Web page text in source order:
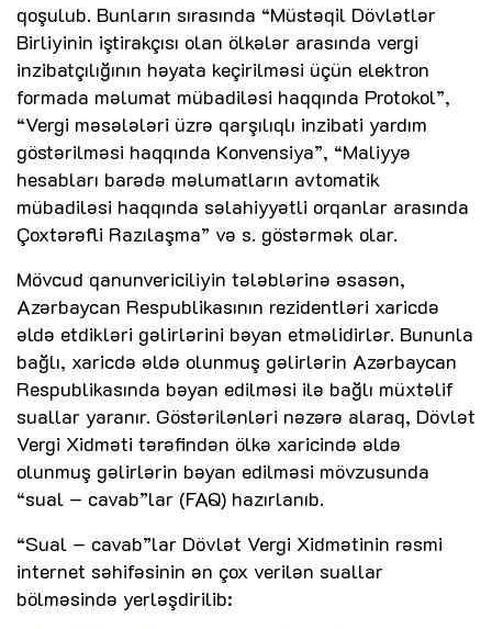
qoşulub. Bunların sırasında “Müstəqil Dövlətlər
Birliyinin iştirakçısı olan ölkələr arasında vergi
inzibatçılığının həyata keçirilməsi üçün elektron
formada məlumat mübadiləsi haqqında Protokol”,
“Vergi məsələləri üzrə qarşılıqlı inzibati yardım
göstərilməsi haqqında Konvensiya”, “Maliyyə
hesabları barədə məlumatların avtomatik
mübadiləsi haqqında səlahiyyətli orqanlar arasında
Çoxtərəfli Razılaşma” və s. göstərmək olar.
Mövcud qanunvericiliyin tələblərinə əsasən,
Azərbaycan Respublikasının rezidentləri xaricdə
əldə etdikləri gəlirlərini bəyan etməlidirlər. Bununla
bağlı, xaricdə əldə olunmuş gəlirlərin Azərbaycan
Respublikasında bəyan edilməsi ilə bağlı müxtəlif
suallar yaranır. Göstərilənləri nəzərə alaraq, Dövlət
Vergi Xidməti tərəfindən ölkə xaricində əldə
olunmuş gəlirlərin bəyan edilməsi mövzusunda
“sual – cavab”lar (FAQ) hazırlanıb.
“Sual – cavab”lar Dövlət Vergi Xidmətinin rəsmi
internet səhifəsinin ən çox verilən suallar
bölməsində yerləşdirilib: